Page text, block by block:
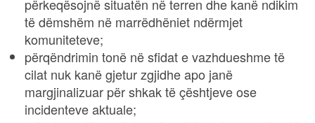
përkeqësojnë situatën në terren dhe kanë ndikim
të dëmshëm në marrëdhëniet ndërmjet
komuniteteve;
përqëndrimin tonë në sfidat e vazhdueshme të
cilat nuk kanë gjetur zgjidhe apo janë
margjinalizuar për shkak të çështjeve ose
incidenteve aktuale;